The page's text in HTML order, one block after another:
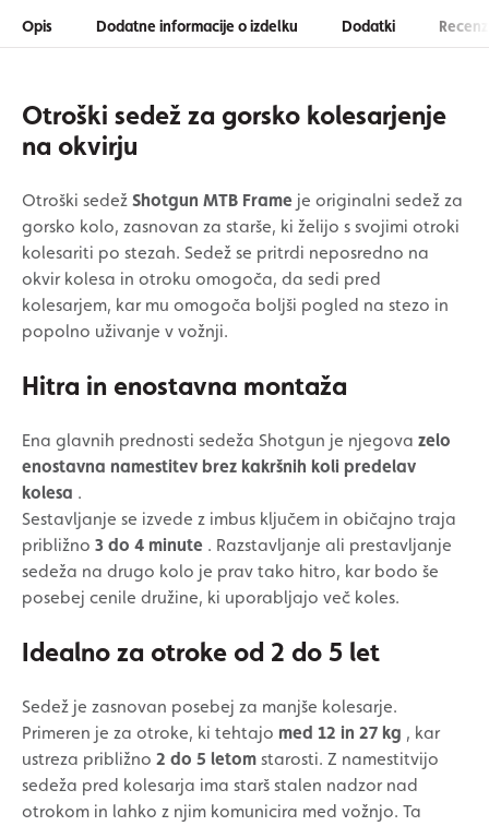
Opis Dodatne informacije o izdelku Dodatki
Otroški sedež za gorsko kolesarjenje
na okvirju
Otroški sedež Shotgun MTB Frame je originalni sedež za
gorsko kolo, zasnovan za starše, ki želijo s svojimi otroki
kolesariti po stezah. Sedež se pritrdi neposredno na
okvir kolesa in otroku omogoča, da sedi pred
kolesarjem, kar mu omogoča boljši pogled na stezo in
popolno uživanje v vožnji.
Hitra in enostavna montaža
Ena glavnih prednosti sedeža Shotgun je njegova zelo
enostavna namestitev brez kakršnih koli predelav
kolesa .
Sestavljanje se izvede z imbus ključem in običajno traja
približno 3 do 4 minute . Razstavljanje ali prestavljanje
sedeža na drugo kolo je prav tako hitro, kar bodo še
posebej cenile družine, ki uporabljajo več koles.
Idealno za otroke od 2 do 5 let
Sedež je zasnovan posebej za manjše kolesarje.
Primeren je za otroke, ki tehtajo med 12 in 27 kg , kar
ustreza približno 2 do 5 letom starosti. Z namestitvijo
sedeža pred kolesarja ima starš stalen nadzor nad
otrokom in lahko z njim komunicira med vožnjo. Ta